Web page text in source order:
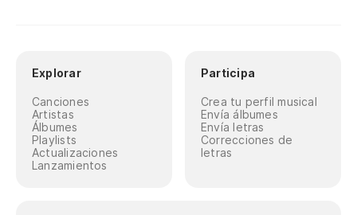
Explorar
Canciones
Artistas
Álbumes
Playlists
Actualizaciones
Lanzamientos
Participa
Crea tu perfil musical
Envía álbumes
Envía letras
Correcciones de
letras